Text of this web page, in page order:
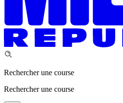
Rechercher une course
Rechercher une course